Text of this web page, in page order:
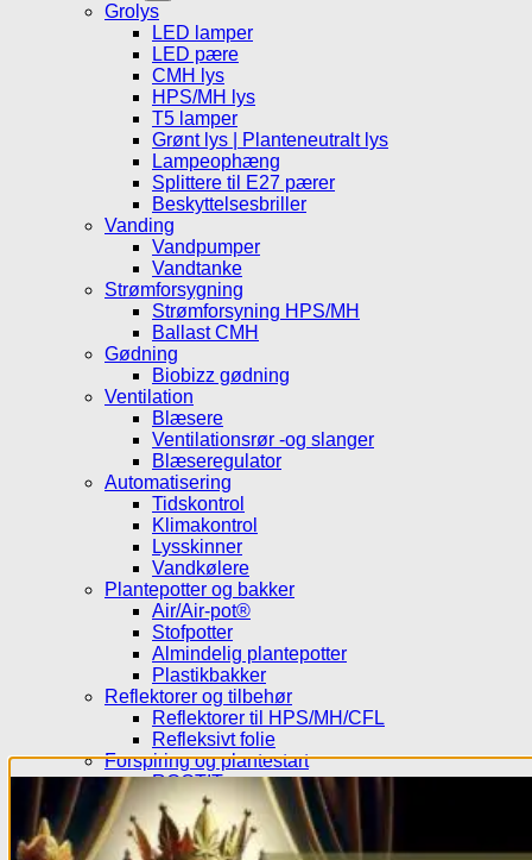
Grolys
LED lamper
LED pære
CMH lys
HPS/MH lys
T5 lamper
Grønt lys | Planteneutralt lys
Lampeophæng
Splittere til E27 pærer
Beskyttelsesbriller
Vanding
Vandpumper
Vandtanke
Strømforsygning
Strømforsyning HPS/MH
Ballast CMH
Gødning
Biobizz gødning
Ventilation
Blæsere
Ventilationsrør -og slanger
Blæseregulator
Automatisering
Tidskontrol
Klimakontrol
Lysskinner
Vandkølere
Plantepotter og bakker
Air/Air-pot®
Stofpotter
Almindelig plantepotter
Plastikbakker
Reflektorer og tilbehør
Reflektorer til HPS/MH/CFL
Refleksivt folie
Forspiring og plantestart
ROOT!T
Root Riot®
Jiffy
Eazy plug